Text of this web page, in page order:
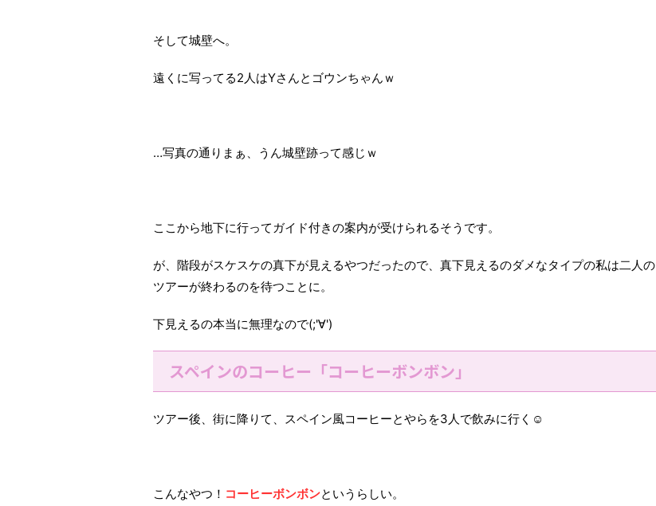
そして城壁へ。
遠くに写ってる2人はYさんとゴウンちゃんｗ
…写真の通りまぁ、うん城壁跡って感じｗ
ここから地下に行ってガイド付きの案内が受けられるそうです。
が、階段がスケスケの真下が見えるやつだったので、真下見えるのダメなタイプの私は二人の
ツアーが終わるのを待つことに。
下見えるの本当に無理なので(;'∀')
スペインのコーヒー「コーヒーボンボン」
ツアー後、街に降りて、スペイン風コーヒーとやらを3人で飲みに行く☺
こんなやつ！ コーヒーボンボンというらしい。